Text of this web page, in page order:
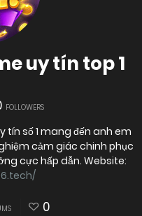
uy tín top 1
FOLLOWERS
số 1 mang đến anh em
cảm giác chinh phục
cực hấp dẫn. Website:
0